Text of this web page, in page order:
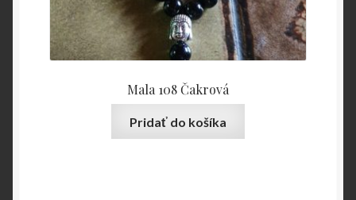
Mala 108 Čakrová
Pridať do košíka